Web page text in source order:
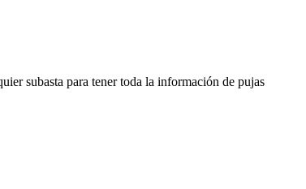
subasta para tener toda la información de pujas